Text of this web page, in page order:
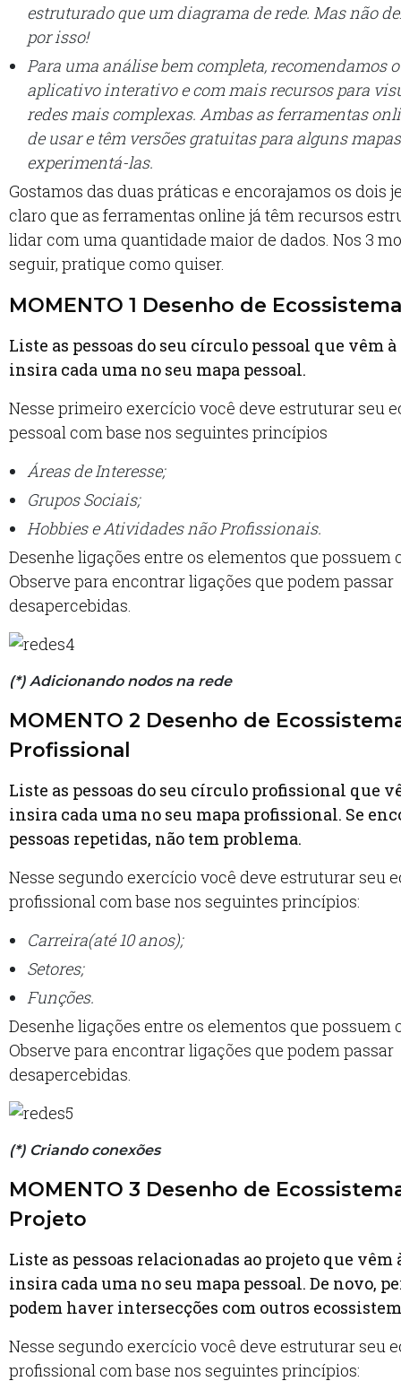
estruturado que um diagrama de rede. Mas não
por isso!
Para uma análise bem completa, recomendamos
aplicativo interativo e com mais recursos para
redes mais complexas. Ambas as ferramentas
de usar e têm versões gratuitas para alguns
experimentá-las.
Gostamos das duas práticas e encorajamos os dois
claro que as ferramentas online já têm recursos
lidar com uma quantidade maior de dados. Nos 3
seguir, pratique como quiser.
MOMENTO 1 Desenho de
Liste as pessoas do seu círculo pessoal que vêm
insira cada uma no seu mapa pessoal.
Nesse primeiro exercício você deve estruturar seu
pessoal com base nos seguintes princípios
Áreas de Interesse;
Grupos Sociais;
Hobbies e Atividades não Profissionais.
Desenhe ligações entre os elementos que possuem
Observe para encontrar ligações que podem passar
desapercebidas.
(*) Adicionando nodos na rede
MOMENTO 2 Desenho de
Profissional
Liste as pessoas do seu círculo profissional que
insira cada uma no seu mapa profissional. Se
pessoas repetidas, não tem problema.
Nesse segundo exercício você deve estruturar seu
profissional com base nos seguintes princípios:
Carreira(até 10 anos);
Setores;
Funções.
Desenhe ligações entre os elementos que possuem
Observe para encontrar ligações que podem passar
desapercebidas.
(*) Criando conexões
MOMENTO 3 Desenho de
Projeto
Liste as pessoas relacionadas ao projeto que vêm
insira cada uma no seu mapa pessoal. De novo,
podem haver intersecções com outros
Nesse segundo exercício você deve estruturar seu
profissional com base nos seguintes princípios: